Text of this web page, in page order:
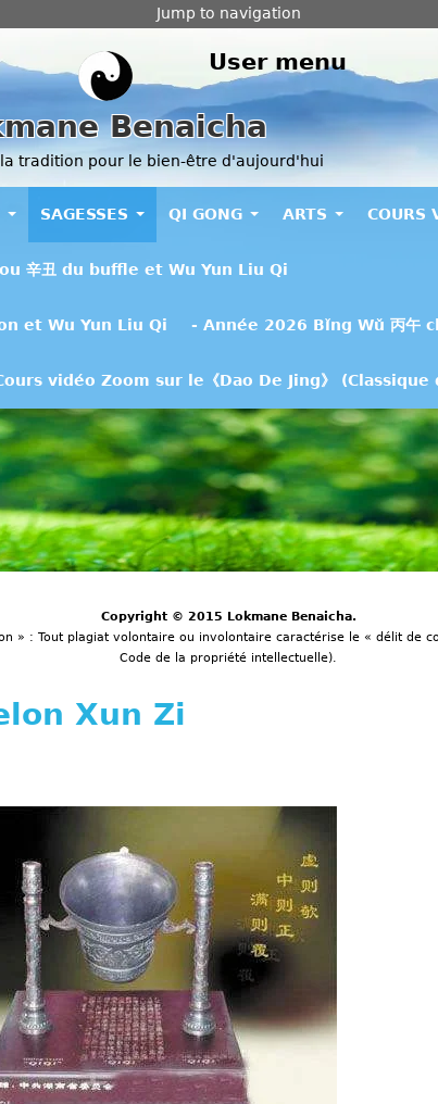
Jump to navigation
Benaicha
la tradition pour le bien-être d'aujourd'hui
User menu
SAGESSES QI GONG ARTS COURS
辛丑 du buffle et Wu Yun Liu Qi
et Wu Yun Liu Qi - Année 2026 Bǐng Wǔ 丙午
vidéo Zoom sur le《Dao De Jing》
Xun Zi
Copyright © 2015 Lokmane Benaicha.
» : Tout plagiat volontaire ou involontaire caractérise le « délit de
Code de la propriété intellectuelle).